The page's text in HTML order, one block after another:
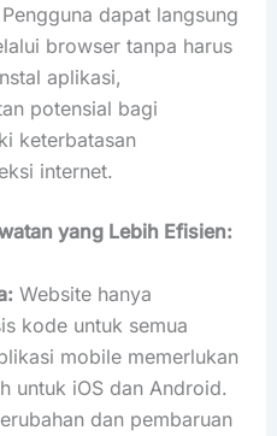
Pengguna dapat langsung
browser tanpa harus
aplikasi,
potensial bagi
keterbatasan
internet.
yang Lebih Efisien:
Website hanya
kode untuk semua
mobile memerlukan
untuk iOS dan Android.
dan pembaruan